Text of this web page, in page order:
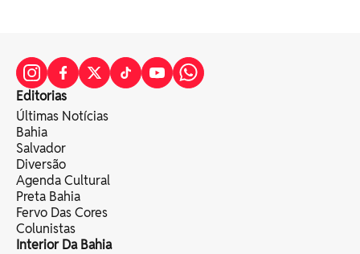
Editorias
Últimas Notícias
Bahia
Salvador
Diversão
Agenda Cultural
Preta Bahia
Fervo Das Cores
Colunistas
Interior Da Bahia